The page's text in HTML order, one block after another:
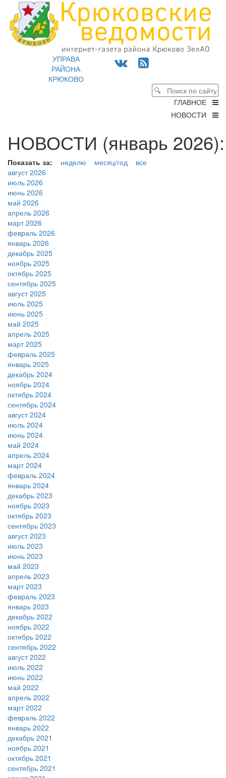
УПРАВА
РАЙОНА
КРЮКОВО
ГЛАВНОЕ
НОВОСТИ
НОВОСТИ (январь 2026):
Показать за: неделю месяц/год
все
август 2026
июль 2026
июнь 2026
май 2026
апрель 2026
март 2026
февраль 2026
январь 2026
декабрь 2025
ноябрь 2025
октябрь 2025
сентябрь 2025
август 2025
июль 2025
июнь 2025
май 2025
апрель 2025
март 2025
февраль 2025
январь 2025
декабрь 2024
ноябрь 2024
октябрь 2024
сентябрь 2024
август 2024
июль 2024
июнь 2024
май 2024
апрель 2024
март 2024
февраль 2024
январь 2024
декабрь 2023
ноябрь 2023
октябрь 2023
сентябрь 2023
август 2023
июль 2023
июнь 2023
май 2023
апрель 2023
март 2023
февраль 2023
январь 2023
декабрь 2022
ноябрь 2022
октябрь 2022
сентябрь 2022
август 2022
июль 2022
июнь 2022
май 2022
апрель 2022
март 2022
февраль 2022
январь 2022
декабрь 2021
ноябрь 2021
октябрь 2021
сентябрь 2021